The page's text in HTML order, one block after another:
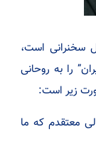
سخنرانی است،
را به روحانی
زیر است:
معتقدم که ما